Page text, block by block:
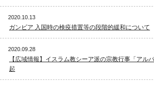
2020.10.13
ガンビア 入国時の検疫措置等の段階的緩和について
2020.09.28
【広域情報】イスラム教シーア派の宗教行事「アル
起